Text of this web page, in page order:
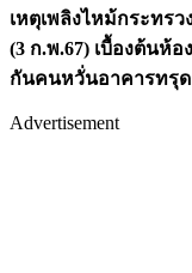
เหตุเพลิงไหม้กระทร
(3 ก.พ.67) เบื้องต้นห้
กันคนหวั่นอาคารทรุ
Advertisement